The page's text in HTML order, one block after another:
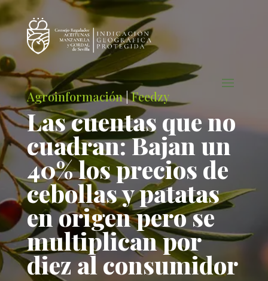
Agroinformación|Feedzy
Las cuentas que no
cuadran: Bajan un
40% los precios de
cebollas y patatas
en origen pero se
multiplican por
diez al consumidor